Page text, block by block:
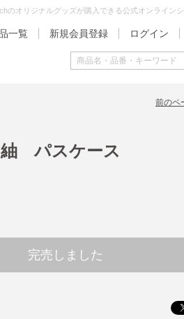
のオリジナルグッズが購入できる公式オンライン
一覧 新規会員登録 ログイン
前のペ
紬 パスケース
完売しました